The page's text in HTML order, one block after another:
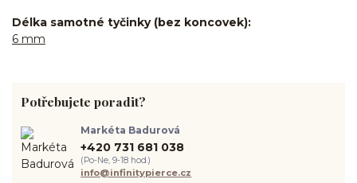
Délka samotné tyčinky (bez koncovek)
6 mm
Potřebujete poradit?
Markéta Badurová
+420 731 681 038
(Po-Ne, 9-18 hod.)
info@infinitypierce.cz